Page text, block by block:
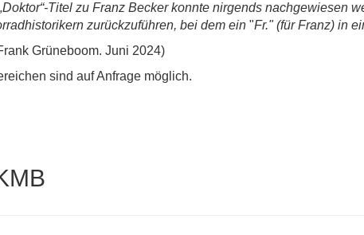
Titel zu Franz Becker konnte nirgends nachgewiesen
zurückzuführen, bei dem ein "Fr." (für Franz) in
Grüneboom. Juni 2024)
sind auf Anfrage möglich.